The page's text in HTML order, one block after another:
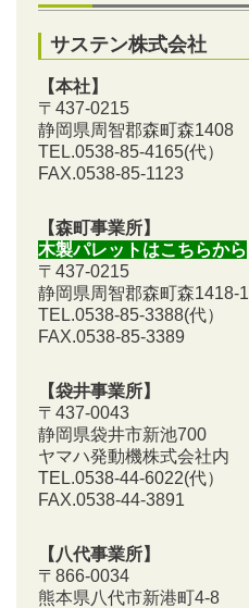
サステン株式会社
【本社】
〒437-0215
静岡県周智郡森町森1408
TEL.0538-85-4165(代）
FAX.0538-85-1123
【森町事業所】
木製パレットはこちらから
〒437-0215
静岡県周智郡森町森1418-1
TEL.0538-85-3388(代）
FAX.0538-85-3389
【袋井事業所】
〒437-0043
静岡県袋井市新池700
ヤマハ発動機株式会社内
TEL.0538-44-6022(代）
FAX.0538-44-3891
【八代事業所】
〒866-0034
熊本県八代市新港町4-8